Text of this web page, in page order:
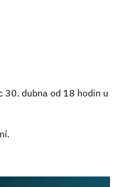
30. dubna od 18 hodin u